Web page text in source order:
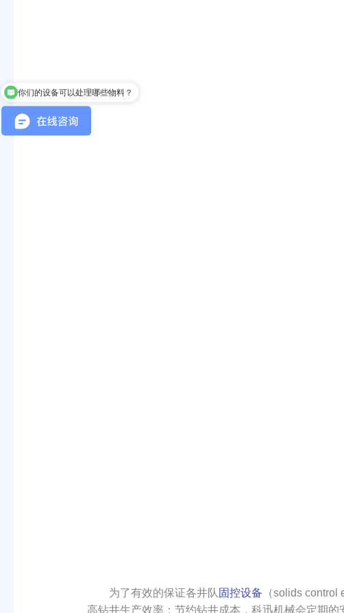
为了有效的保证各井队 固控设备 （solids
高钻井生产效率；节约钻井成本，科迅机械会定期
你们可以生产整套固控系统吗？